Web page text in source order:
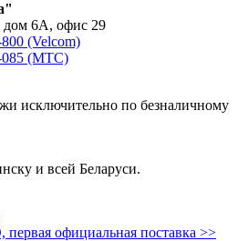
дом 6А, офис 29
(Velcom)
085 (МТС)
исключительно по безналичному
и всей Беларуси.
официальная поставка >>